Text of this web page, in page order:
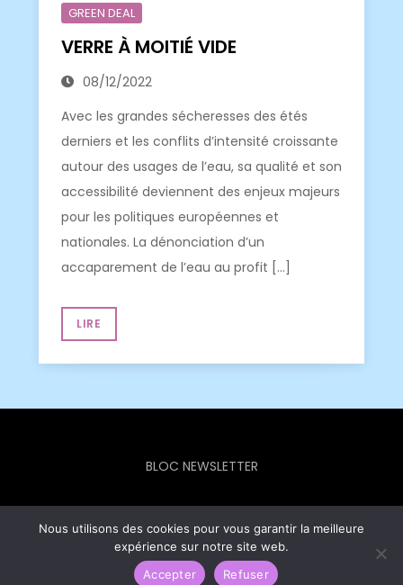
GREEN DEAL
VERRE À MOITIÉ VIDE
08/12/2022
Avec les grandes sécheresses des étés
derniers et les conflits d’intensité croissante
autour des usages de l’eau, sa qualité et son
accessibilité deviennent des enjeux majeurs
pour les politiques européennes et
nationales. La dénonciation d’un
accaparement de l’eau au profit […]
LIRE
BLOC NEWSLETTER
Europe Info Hebdo © 2023 - Theme Focus Blog by
Creativ
Themes
Nous utilisons des cookies pour vous garantir la meilleure
expérience sur notre site web.
Accepter
Refuser